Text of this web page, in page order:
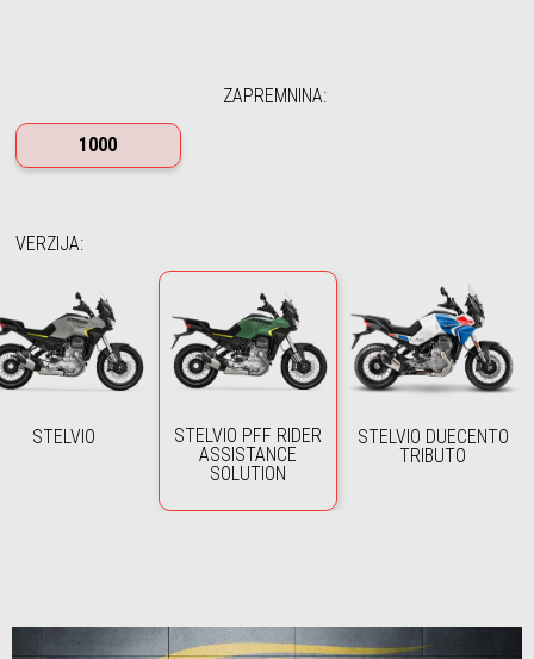
ZAPREMNINA:
1000
VERZIJA:
STELVIO
STELVIO PFF RIDER
ASSISTANCE
SOLUTION
STELVIO DUECENTO
TRIBUTO